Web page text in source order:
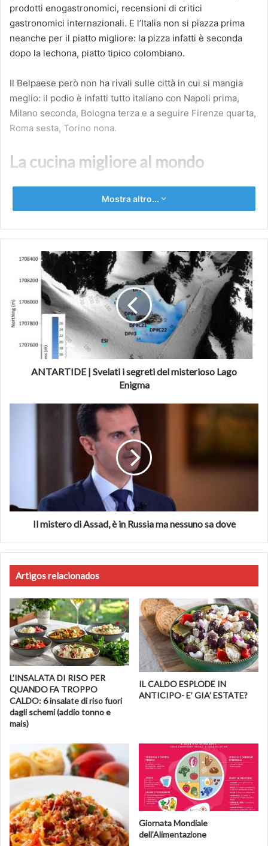
prodotti enogastronomici, recensioni di critici
gastronomici internazionali. E l’Italia non si piazza prima
neanche per il piatto migliore: la pizza infatti è seconda
dopo la lechona, piatto tipico colombiano.
Il Belpaese però non ha rivali sulle città in cui si mangia
meglio: il podio è infatti tutto italiano con Napoli prima,
Milano seconda, Bologna terza e a seguire Firenze quarta,
Roma sesta, Torino nona.
La cucina migliore al mondo
Per il 2024 la community di TasteAtlas ha dunque
decretato la cucina greca come la migliore al mondo (con
posizione (con un rating di 4.59). Seguono la cucina
messicana, quella spagnola, quinta la portoghese. A parte
la pizza, per trovare un altro piatto italiano bisogna
scendere al 24esimo posto (tagliatelle al ragù alla
bolognese), mentre le pappardelle al cinghiale si piazzano
27esime.
Fonte https://www.adnkronos.com/
Mostra altro...
ANTARTIDE
Svelati
segreti
del
Lago
ANTARTIDE | Svelati i segreti del misterioso Lago
Enigma
nessuno
Il mistero di Assad, è in Russia ma nessuno sa dove
Artigos relacionados
L’INSALATA DI RISO PER
QUANDO FA TROPPO
CALDO: 6 insalate di riso fuori
dagli schemi (addio tonno e
mais)
IL CALDO ESPLODE IN
ANTICIPO- E’ GIA’ ESTATE?
Giornata Mondiale
dell’Alimentazione